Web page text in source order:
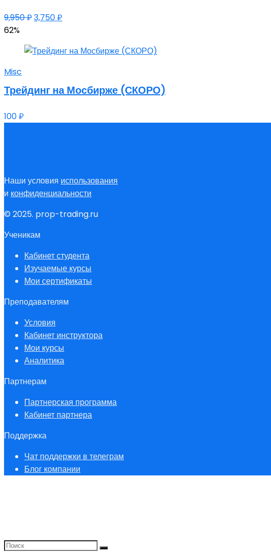
9,950₽3,750₽
62%
Misc
Трейдинг на Мосбирже (СКОРО)
100₽
Наши условия использования
и конфиденциальности
© 2025. prop-trading.ru
Ученикам
Кабинет студента
Изучаемые курсы
Мои сертификаты
Преподавателям
Условия
Кабинет инструктора
Мои курсы
Аналитика
Партнерам
Партнерская программа
Кабинет партнера
Поддержка
Чат поддержки в телеграм
Блог компании